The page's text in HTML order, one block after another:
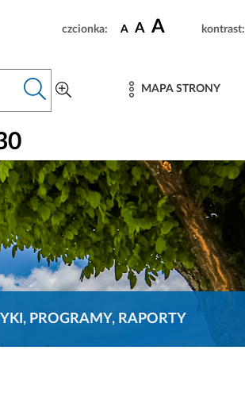
czcionka: A A A kontrast:
MAPA STRONY
PROGRAMY, RAPORTY